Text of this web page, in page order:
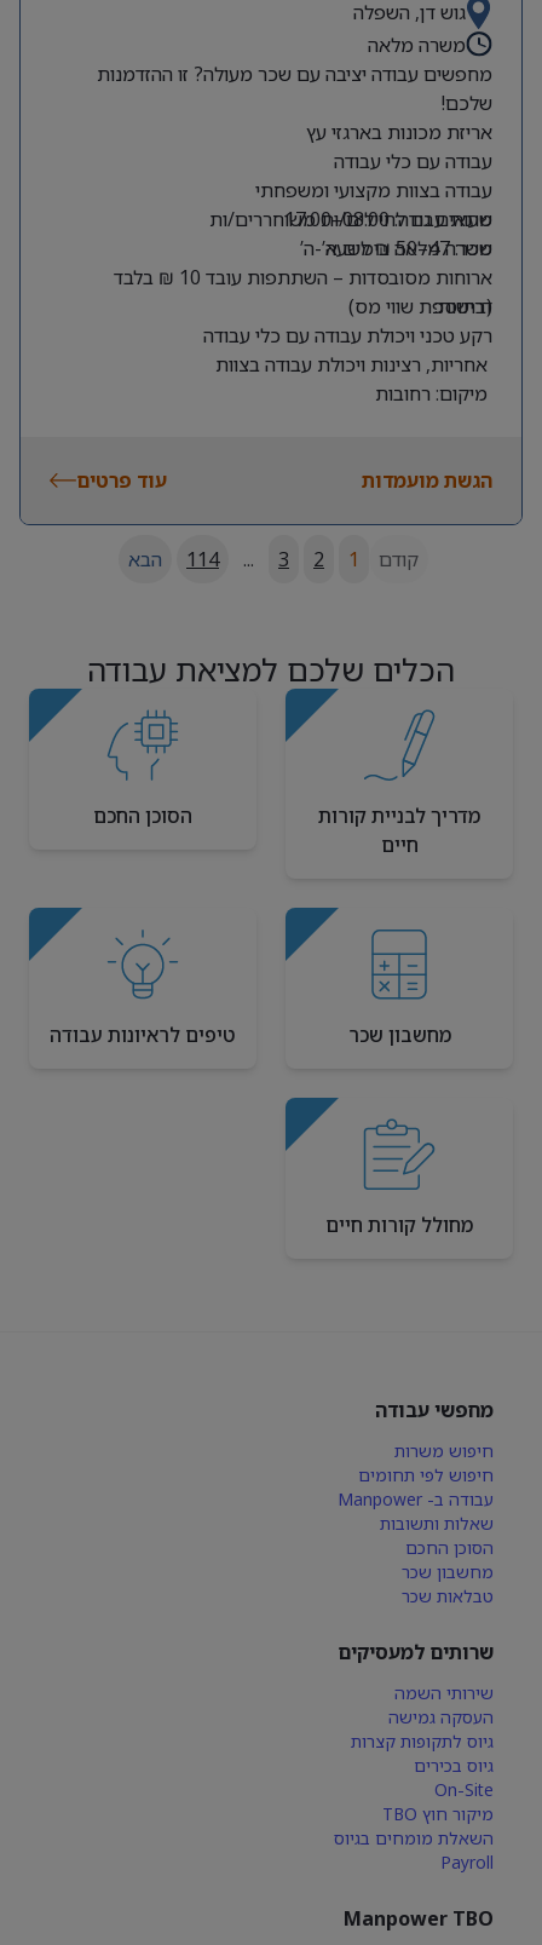
גוש דן, השפלה
משרה מלאה
מחפשים עבודה יציבה עם שכר מעולה? זו ההזדמנות
שלכם!
אריזת מכונות בארגזי עץ
עבודה עם כלי עבודה
עבודה בצוות מקצועי ומשפחתי
מתאים גם לחיילים/ות משוחררים/ות
משרה מלאה בימים א’-ה’
שעות עבודה: 08:00–17:00
שכר: 47–50 ₪ לשעה
ארוחות מסובסדות – השתתפות עובד 10 ₪ בלבד
(בתוספת שווי מס)
דרישות:
רקע טכני ויכולת עבודה עם כלי עבודה
אחריות, רצינות ויכולת עבודה בצוות
מיקום: רחובות
הגשת מועמדות עוד פרטים
קודם 1
2
3
...
114 הבא
הכלים שלכם למציאת עבודה
מדריך לבניית קורות
חיים
הסוכן החכם
מחשבון שכר טיפים לראיונות עבודה
מחולל קורות חיים
מחפשי עבודה
חיפוש משרות
חיפוש לפי תחומים
עבודה ב- Manpower
שאלות ותשובות
הסוכן החכם
מחשבון שכר
טבלאות שכר
שרותים למעסיקים
שירותי השמה
העסקה גמישה
גיוס לתקופות קצרות
גיוס בכירים
On-Site
מיקור חוץ TBO
השאלת מומחים בגיוס
Payroll
Manpower TBO